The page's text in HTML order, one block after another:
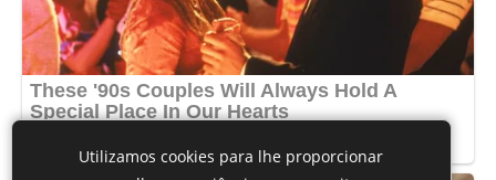
Utilizamos cookies para lhe proporcionar